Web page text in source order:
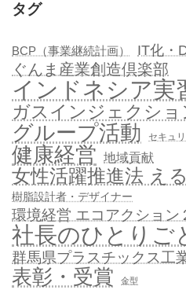
タグ
BCP（事業継続計画） IT化・
ぐんま産業創造倶楽部
インドネシア実
ガスインジェクショ
グループ活動 セキュ
健康経営 地域貢献
女性活躍推進法 え
樹脂設計者・デザイナー
環境経営 エコアクション
社長のひとりご
群馬県プラスチックス工
表彰・受賞 金型